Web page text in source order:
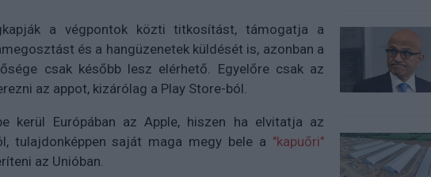
a végpontok közti titkosítást, támogatja a
és a hangüzenetek küldését is, azonban a
csak később lesz elérhető. Egyelőre csak az
az appot, kizárólag a Play Store-ból.
kerül Európában az Apple, hiszen ha elvitatja az
tulajdonképpen saját maga megy bele a "kapuőri"
az Unióban.